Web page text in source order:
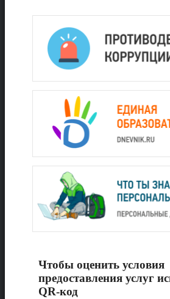
Чтобы оценить условия
предоставления услуг
QR-код